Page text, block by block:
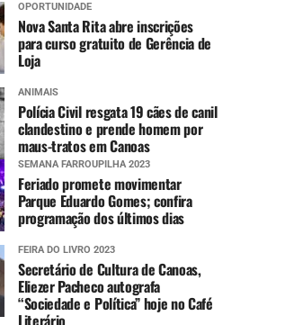
OPORTUNIDADE
Nova Santa Rita abre inscrições
para curso gratuito de Gerência de
Loja
ANIMAIS
Polícia Civil resgata 19 cães de canil
clandestino e prende homem por
maus-tratos em Canoas
SEMANA FARROUPILHA 2023
Feriado promete movimentar
Parque Eduardo Gomes; confira
programação dos últimos dias
FEIRA DO LIVRO 2023
Secretário de Cultura de Canoas,
Eliezer Pacheco autografa
“Sociedade e Política” hoje no Café
Literário